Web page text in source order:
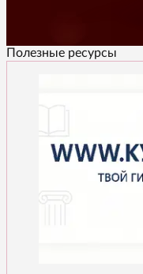
Полезные ресурсы